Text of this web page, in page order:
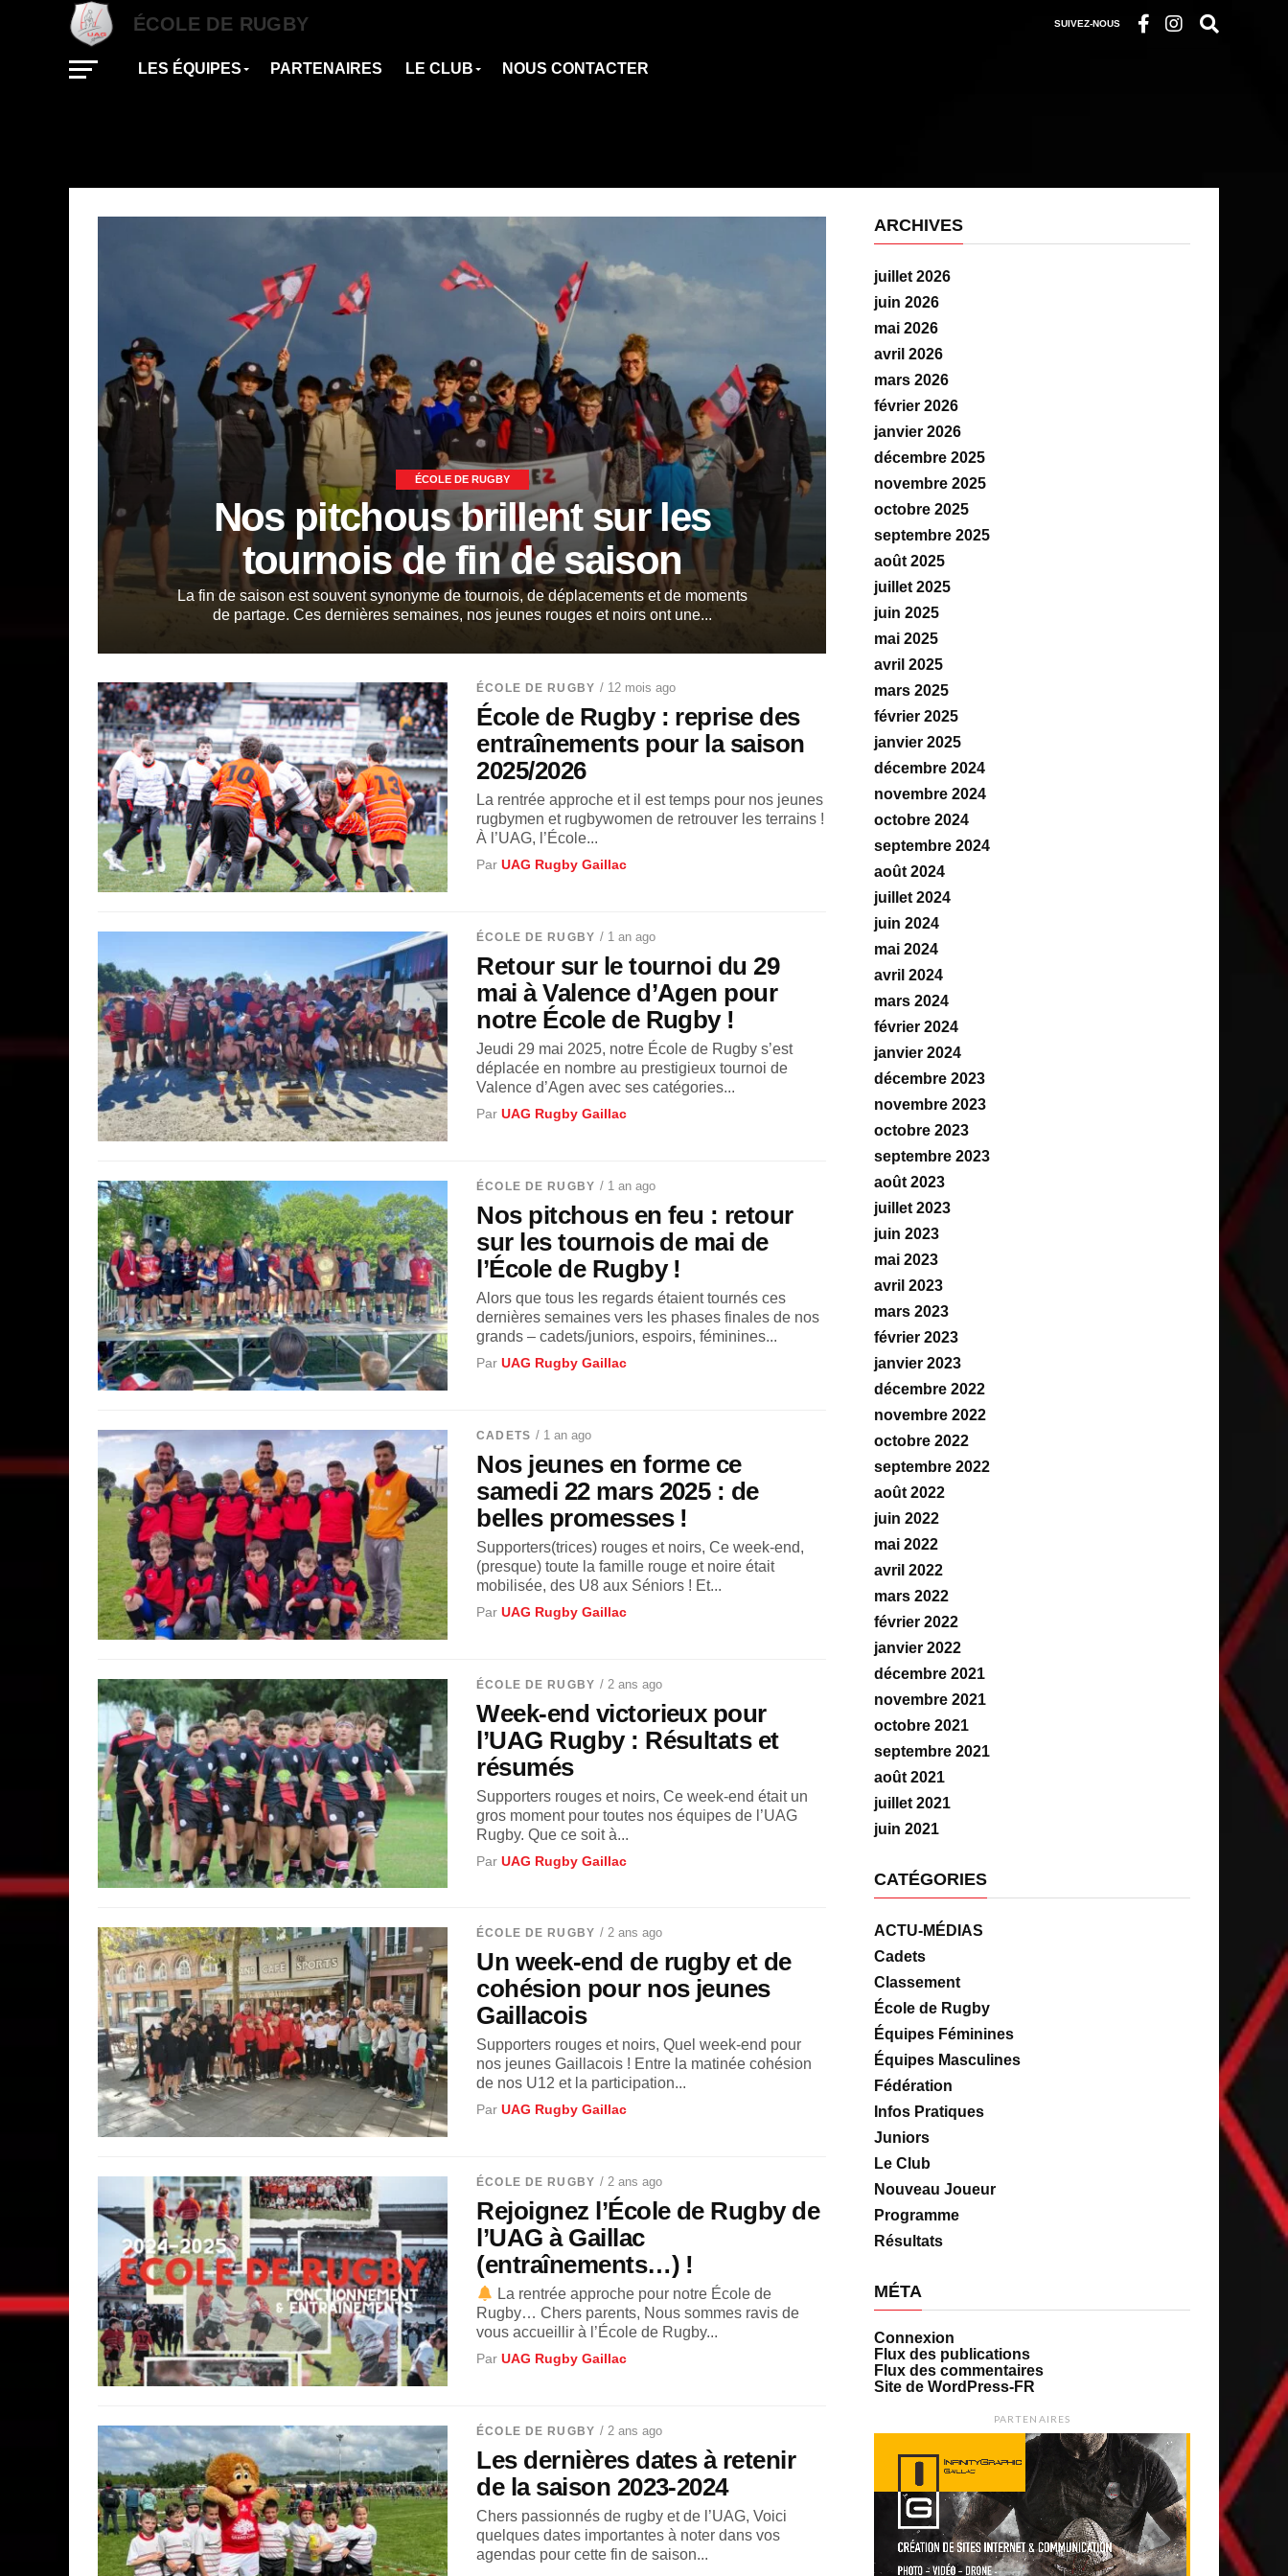
ÉCOLE DE RUGBY SUIVEZ-NOUS
LES ÉQUIPES PARTENAIRES LE CLUB NOUS CONTACTER
ÉCOLE DE RUGBY
Nos pitchous brillent sur les
tournois de fin de saison
La fin de saison est souvent synonyme de tournois, de déplacements et de moments
de partage. Ces dernières semaines, nos jeunes rouges et noirs ont une...
ÉCOLE DE RUGBY / 12 mois ago
École de Rugby : reprise des
entraînements pour la saison
2025/2026
La rentrée approche et il est temps pour nos jeunes
rugbymen et rugbywomen de retrouver les terrains !
À l’UAG, l’École...
ParUAG Rugby Gaillac
ÉCOLE DE RUGBY / 1 an ago
Retour sur le tournoi du 29
mai à Valence d’Agen pour
notre École de Rugby !
Jeudi 29 mai 2025, notre École de Rugby s’est
déplacée en nombre au prestigieux tournoi de
Valence d’Agen avec ses catégories...
ParUAG Rugby Gaillac
ÉCOLE DE RUGBY / 1 an ago
Nos pitchous en feu : retour
sur les tournois de mai de
l’École de Rugby !
Alors que tous les regards étaient tournés ces
dernières semaines vers les phases finales de nos
grands – cadets/juniors, espoirs, féminines...
ParUAG Rugby Gaillac
CADETS / 1 an ago
Nos jeunes en forme ce
samedi 22 mars 2025 : de
belles promesses !
Supporters(trices) rouges et noirs, Ce week-end,
(presque) toute la famille rouge et noire était
mobilisée, des U8 aux Séniors ! Et...
ParUAG Rugby Gaillac
ÉCOLE DE RUGBY / 2 ans ago
Week-end victorieux pour
l’UAG Rugby : Résultats et
résumés
Supporters rouges et noirs, Ce week-end était un
gros moment pour toutes nos équipes de l’UAG
Rugby. Que ce soit à...
ParUAG Rugby Gaillac
ÉCOLE DE RUGBY / 2 ans ago
Un week-end de rugby et de
cohésion pour nos jeunes
Gaillacois
Supporters rouges et noirs, Quel week-end pour
nos jeunes Gaillacois ! Entre la matinée cohésion
de nos U12 et la participation...
ParUAG Rugby Gaillac
ÉCOLE DE RUGBY / 2 ans ago
Rejoignez l’École de Rugby de
l’UAG à Gaillac
(entraînements…) !
La rentrée approche pour notre École de
Rugby… Chers parents, Nous sommes ravis de
vous accueillir à l’École de Rugby...
ParUAG Rugby Gaillac
ÉCOLE DE RUGBY / 2 ans ago
Les dernières dates à retenir
de la saison 2023-2024
Chers passionnés de rugby et de l’UAG, Voici
quelques dates importantes à noter dans vos
agendas pour cette fin de saison...
ARCHIVES
juillet 2026
juin 2026
mai 2026
avril 2026
mars 2026
février 2026
janvier 2026
décembre 2025
novembre 2025
octobre 2025
septembre 2025
août 2025
juillet 2025
juin 2025
mai 2025
avril 2025
mars 2025
février 2025
janvier 2025
décembre 2024
novembre 2024
octobre 2024
septembre 2024
août 2024
juillet 2024
juin 2024
mai 2024
avril 2024
mars 2024
février 2024
janvier 2024
décembre 2023
novembre 2023
octobre 2023
septembre 2023
août 2023
juillet 2023
juin 2023
mai 2023
avril 2023
mars 2023
février 2023
janvier 2023
décembre 2022
novembre 2022
octobre 2022
septembre 2022
août 2022
juin 2022
mai 2022
avril 2022
mars 2022
février 2022
janvier 2022
décembre 2021
novembre 2021
octobre 2021
septembre 2021
août 2021
juillet 2021
juin 2021
CATÉGORIES
ACTU-MÉDIAS
Cadets
Classement
École de Rugby
Équipes Féminines
Équipes Masculines
Fédération
Infos Pratiques
Juniors
Le Club
Nouveau Joueur
Programme
Résultats
MÉTA
Connexion
Flux des publications
Flux des commentaires
Site de WordPress-FR
PARTENAIRES